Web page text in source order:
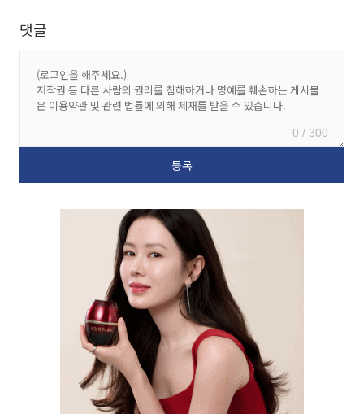
댓글
0 / 300